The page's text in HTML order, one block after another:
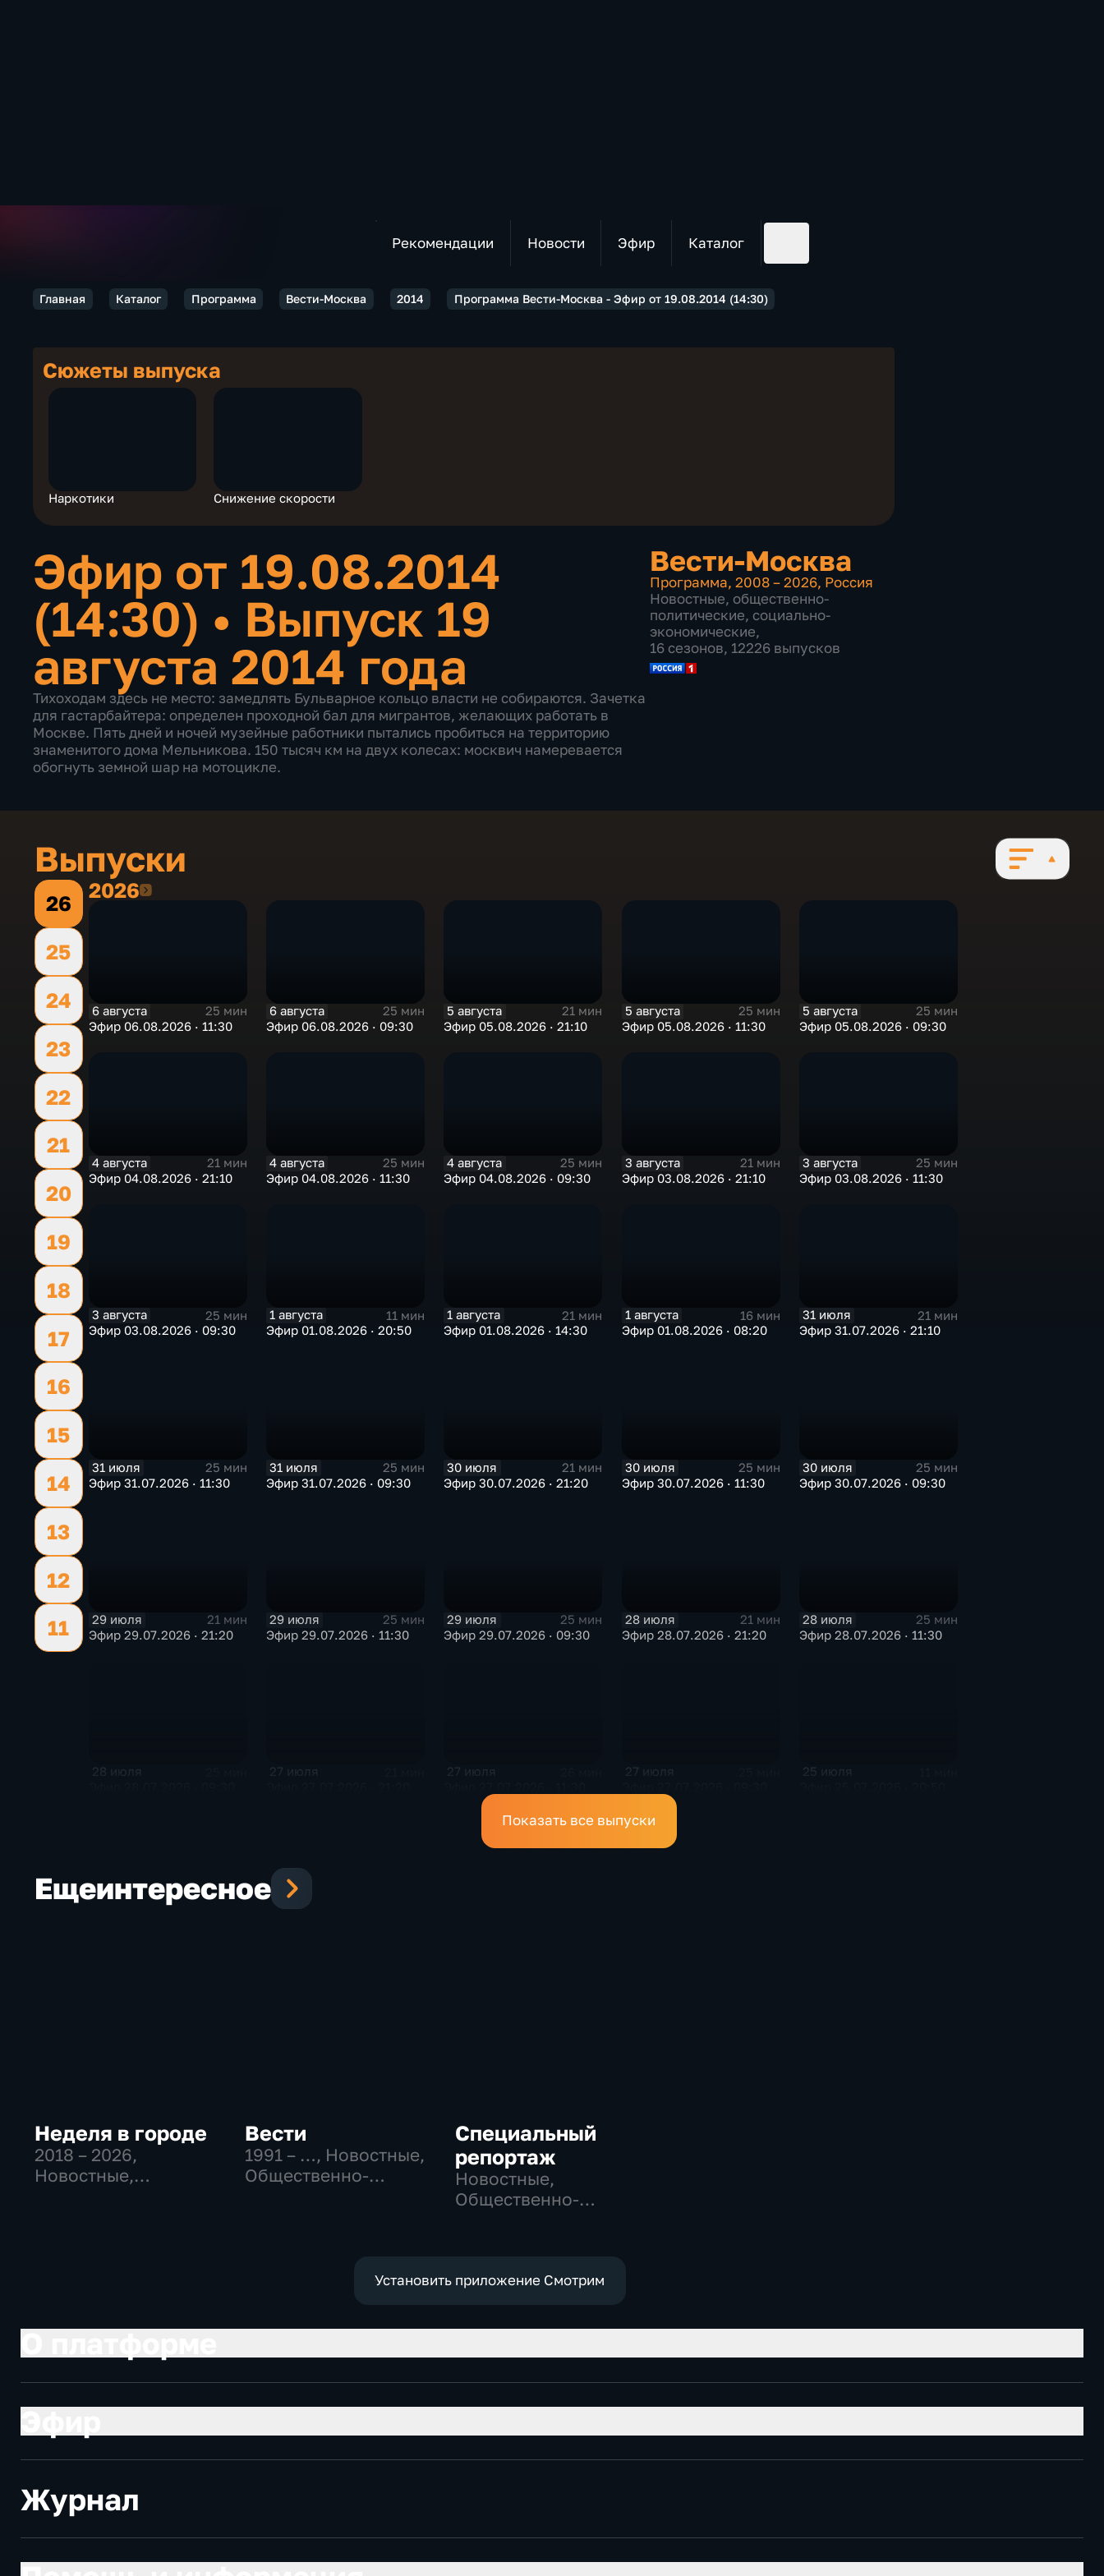
Рекомендации Новости Эфир Каталог
Главная Каталог Программа Вести-Москва 2014 Программа Вести-Москва - Эфир от 19.08.2014 (14:30)
Сюжеты выпуска
Наркотики Снижение скорости
Эфир от 19.08.2014
(14:30) • Выпуск 19
августа 2014 года
Тихоходам здесь не место: замедлять Бульварное кольцо власти не собираются. Зачетка
для гастарбайтера: определен проходной бал для мигрантов, желающих работать в
Москве. Пять дней и ночей музейные работники пытались пробиться на территорию
знаменитого дома Мельникова. 150 тысяч км на двух колесах: москвич намеревается
обогнуть земной шар на мотоцикле.
Вести-Москва
Программа, 2008 – 2026, Россия
Новостные, общественно-
политические, социально-
экономические,
16 сезонов, 12226 выпусков
Выпуски
26
25
24
23
22
21
20
19
18
17
16
15
14
13
12
11
20262026
6 августа
25 мин
Эфир 06.08.2026 · 11:30
6 августа
25 мин
Эфир 06.08.2026 · 09:30
5 августа
21 мин
Эфир 05.08.2026 · 21:10
5 августа
25 мин
Эфир 05.08.2026 · 11:30
5 августа
25 мин
Эфир 05.08.2026 · 09:30
4 августа
21 мин
Эфир 04.08.2026 · 21:10
4 августа
25 мин
Эфир 04.08.2026 · 11:30
4 августа
25 мин
Эфир 04.08.2026 · 09:30
3 августа
21 мин
Эфир 03.08.2026 · 21:10
3 августа
25 мин
Эфир 03.08.2026 · 11:30
3 августа
25 мин
Эфир 03.08.2026 · 09:30
1 августа
11 мин
Эфир 01.08.2026 · 20:50
1 августа
21 мин
Эфир 01.08.2026 · 14:30
1 августа
16 мин
Эфир 01.08.2026 · 08:20
31 июля
21 мин
Эфир 31.07.2026 · 21:10
31 июля
25 мин
Эфир 31.07.2026 · 11:30
31 июля
25 мин
Эфир 31.07.2026 · 09:30
30 июля
21 мин
Эфир 30.07.2026 · 21:20
30 июля
25 мин
Эфир 30.07.2026 · 11:30
30 июля
25 мин
Эфир 30.07.2026 · 09:30
29 июля
21 мин
Эфир 29.07.2026 · 21:20
29 июля
25 мин
Эфир 29.07.2026 · 11:30
29 июля
25 мин
Эфир 29.07.2026 · 09:30
28 июля
21 мин
Эфир 28.07.2026 · 21:20
28 июля
25 мин
Эфир 28.07.2026 · 11:30
28 июля 27 июля 27 июля 27 июля 25 июля
Показать все выпуски
Ещеинтересное
Неделя в городе
2018 – 2026,
Новостные,
Вести
1991 – …, Новостные,
Общественно-
Специальный
репортаж
Новостные,
Общественно-
Установить приложение Смотрим
Журнал